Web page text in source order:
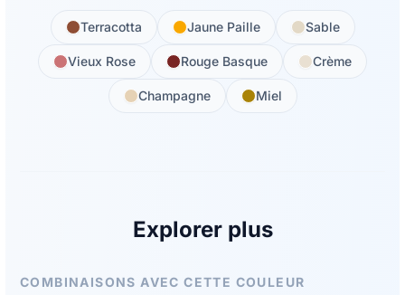
Terracotta Jaune Paille Sable
Vieux Rose Rouge Basque Crème
Champagne Miel
Explorer plus
COMBINAISONS AVEC CETTE COULEUR